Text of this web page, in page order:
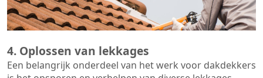
4. Oplossen van lekkages
Een belangrijk onderdeel van het werk voor dakdekkers